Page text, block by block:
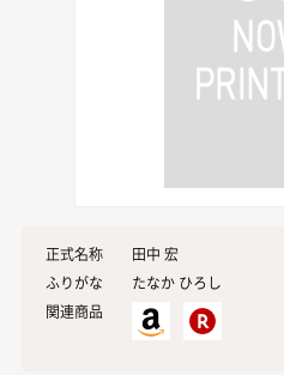
正式名称
田中 宏
ふりがな
たなか ひろし
関連商品